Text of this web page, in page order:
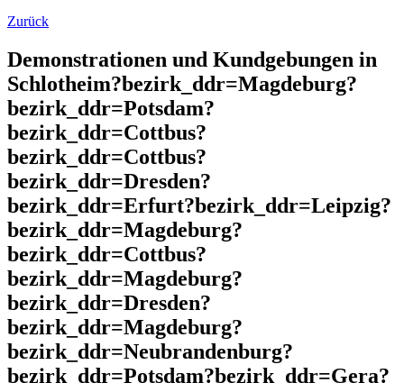
Zurück
Demonstrationen und Kundgebungen in
Schlotheim?bezirk_ddr=Magdeburg?
bezirk_ddr=Potsdam?
bezirk_ddr=Cottbus?
bezirk_ddr=Cottbus?
bezirk_ddr=Dresden?
bezirk_ddr=Erfurt?bezirk_ddr=Leipzig?
bezirk_ddr=Magdeburg?
bezirk_ddr=Cottbus?
bezirk_ddr=Magdeburg?
bezirk_ddr=Dresden?
bezirk_ddr=Magdeburg?
bezirk_ddr=Neubrandenburg?
bezirk_ddr=Potsdam?bezirk_ddr=Gera?